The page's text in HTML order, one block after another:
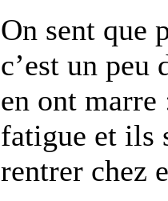
On sent que
c’est un
en ont
fatigue et ils
rentrer chez